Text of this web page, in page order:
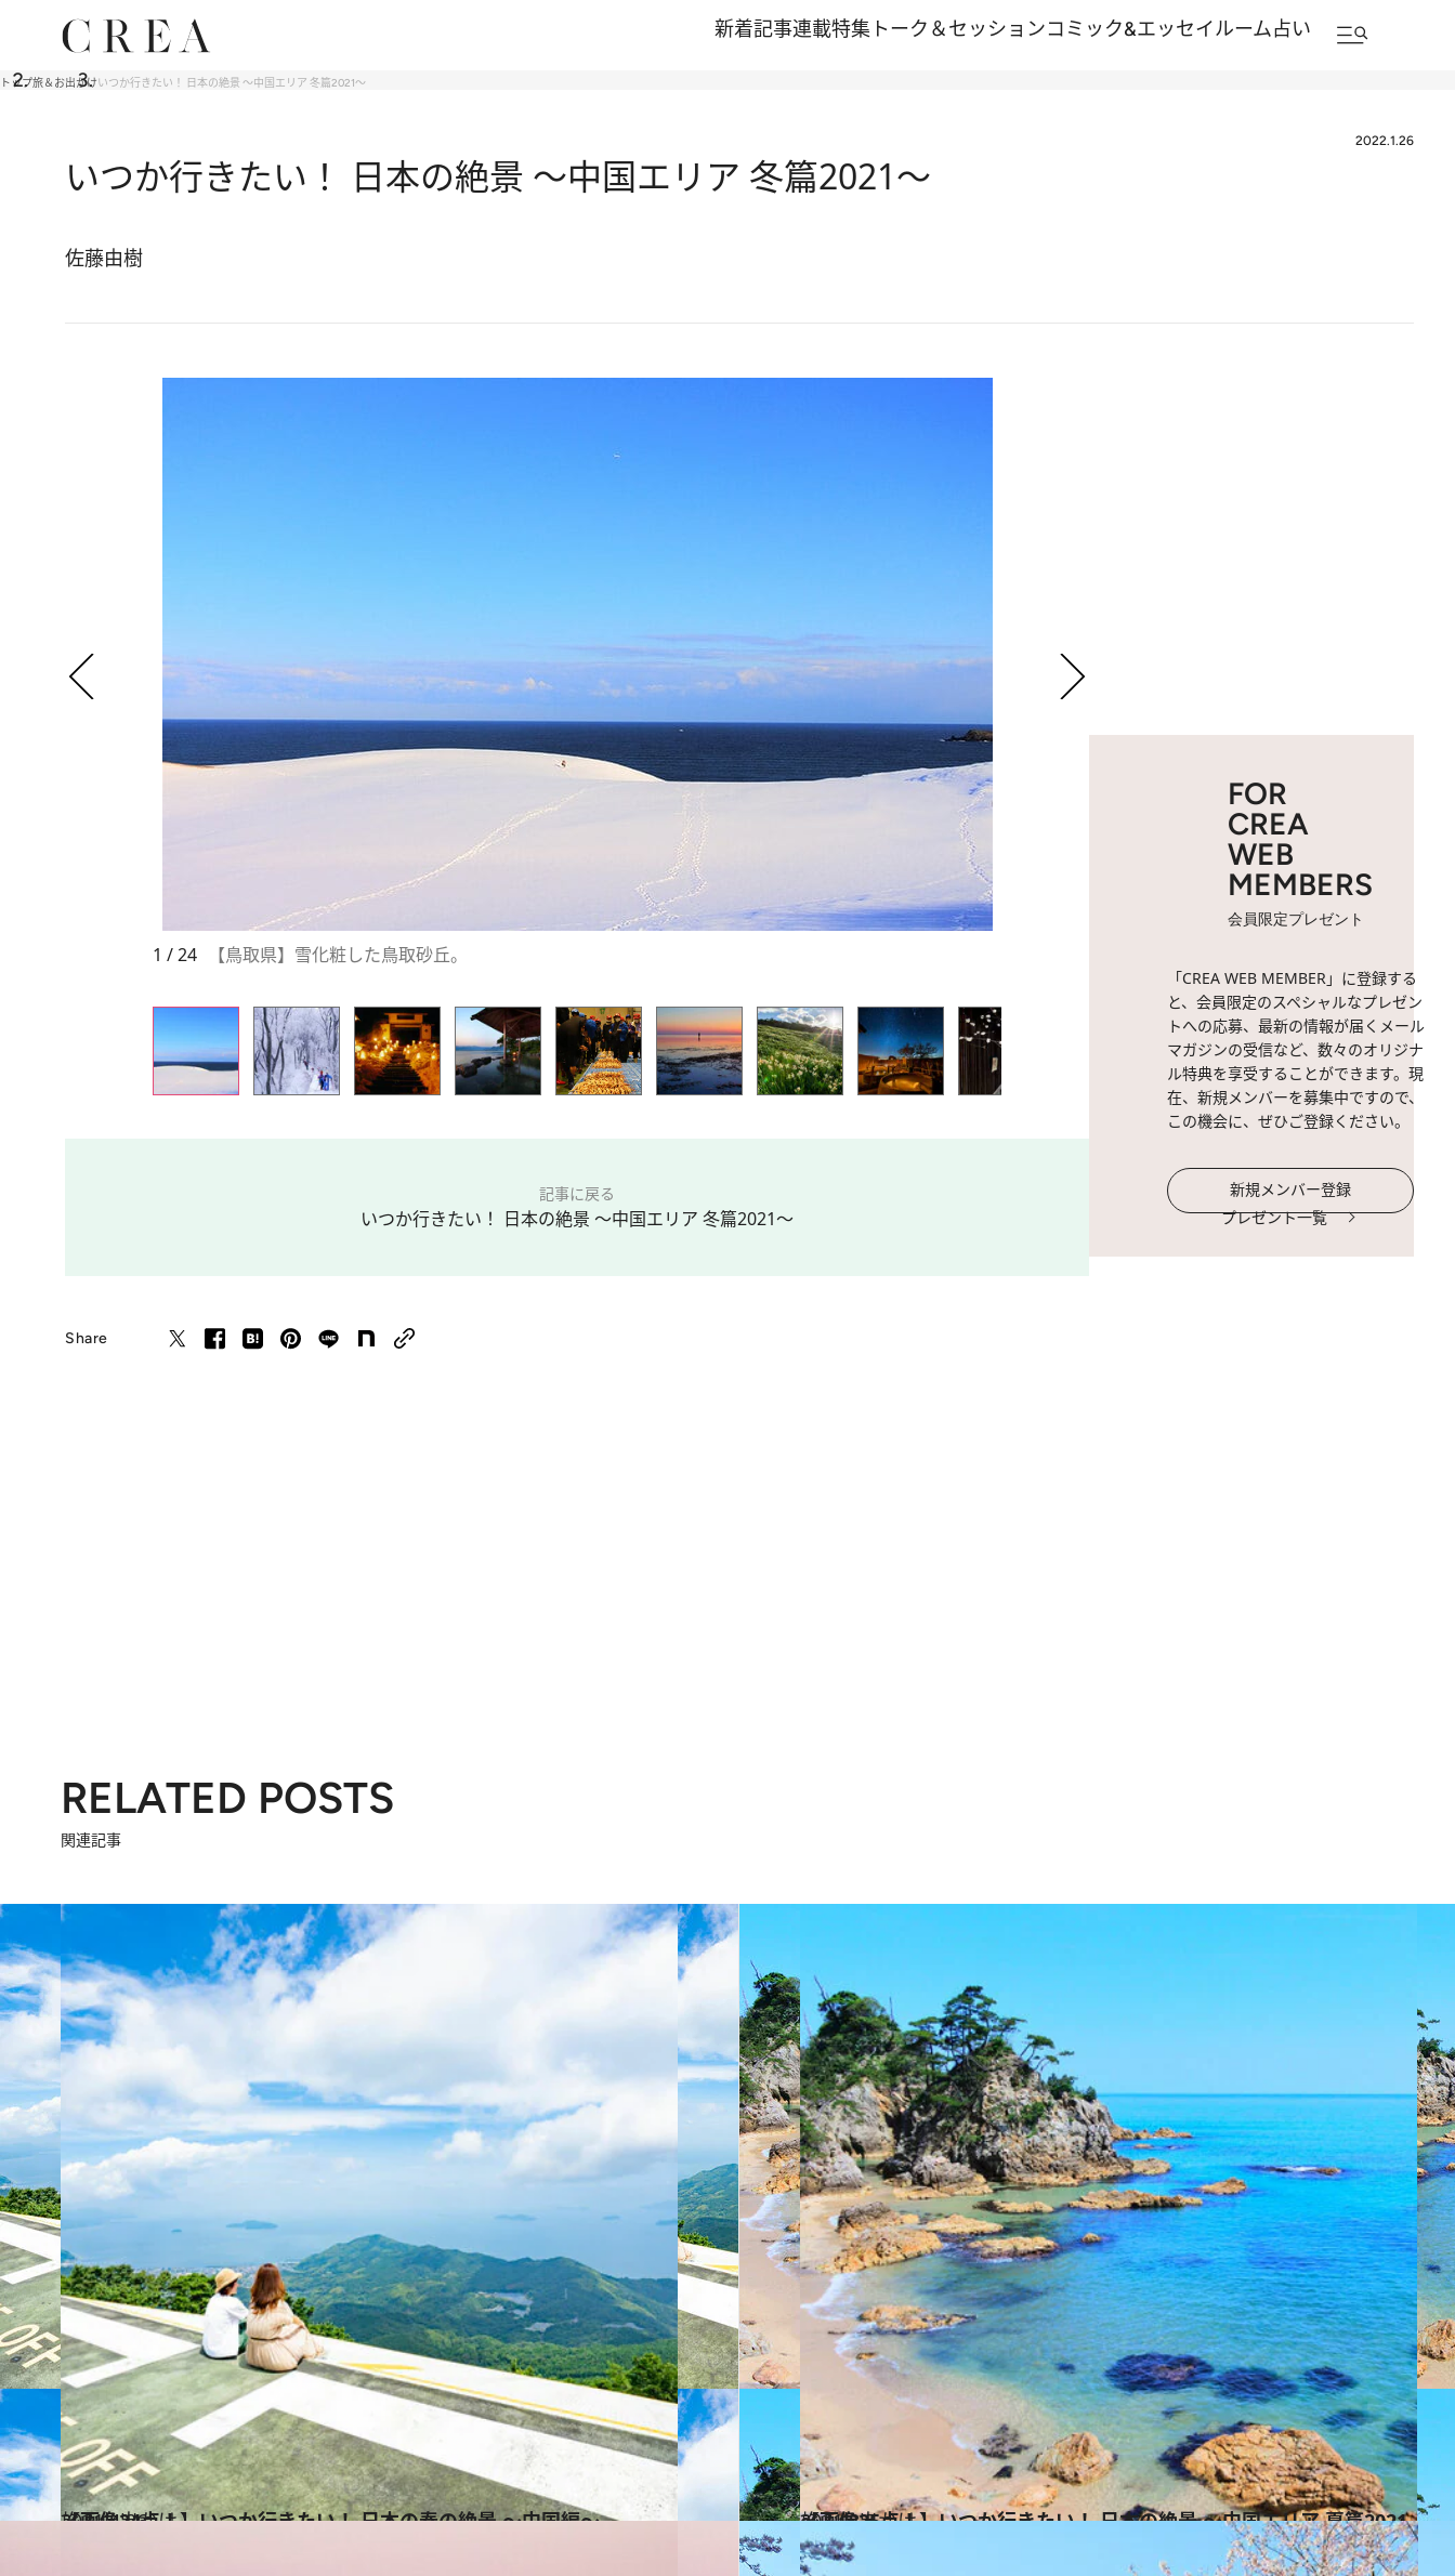
新着記事連載特集 トーク＆セッションコミック&エッセイルーム占い
トップ旅＆お出かけいつか行きたい！ 日本の絶景 ～中国エリア 冬篇2021～
2022.1.26
いつか行きたい！ 日本の絶景 ～中国エリア 冬篇2021～
佐藤由樹
1 / 24 【鳥取県】雪化粧した鳥取砂丘。
記事に戻る
いつか行きたい！ 日本の絶景 ～中国エリア 冬篇2021～
Share
FOR
CREA
WEB
MEMBERS
会員限定プレゼント
「CREA WEB MEMBER」に登録する
と、会員限定のスペシャルなプレゼン
トへの応募、最新の情報が届くメール
マガジンの受信など、数々のオリジナ
ル特典を享受することができます。現
在、新規メンバーを募集中ですので、
この機会に、ぜひご登録ください。
新規メンバー登録
プレゼント一覧
RELATED POSTS
関連記事
2021.4.26
【画像24点！】いつか行きたい！ 日本の春の絶景 ～中国編～
旅＆お出かけ 2021.8.5
【画像25点！】いつか行きたい！ 日本の絶景 ～中国エリア 夏篇2021～
旅＆お出かけ